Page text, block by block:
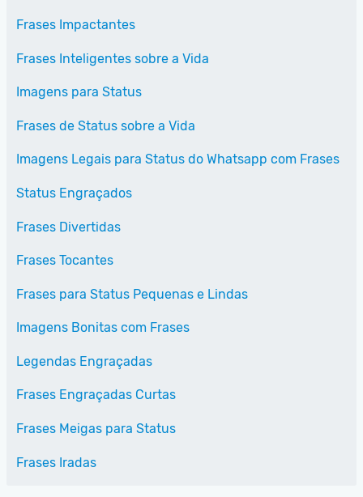
Frases Impactantes
Frases Inteligentes sobre a Vida
Imagens para Status
Frases de Status sobre a Vida
Imagens Legais para Status do Whatsapp com Frases
Status Engraçados
Frases Divertidas
Frases Tocantes
Frases para Status Pequenas e Lindas
Imagens Bonitas com Frases
Legendas Engraçadas
Frases Engraçadas Curtas
Frases Meigas para Status
Frases Iradas